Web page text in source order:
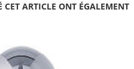
CET ARTICLE ONT ÉGALEMENT